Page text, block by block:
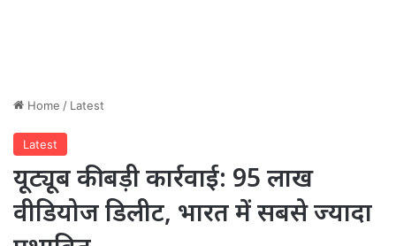
Home / Latest
Latest
यूट्यूब की बड़ी कार्रवाई: 95 लाख
वीडियोज डिलीट, भारत में सबसे ज्यादा